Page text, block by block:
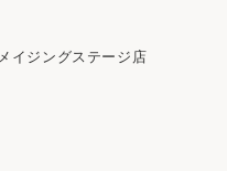
イジングステージ店